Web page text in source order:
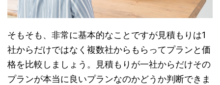
そもそも、非常に基本的なことですが見積もりは1
社からだけではなく複数社からもらってプランと価
格を比較しましょう。見積もりが一社からだけその
プランが本当に良いプランなのかどうか判断できま